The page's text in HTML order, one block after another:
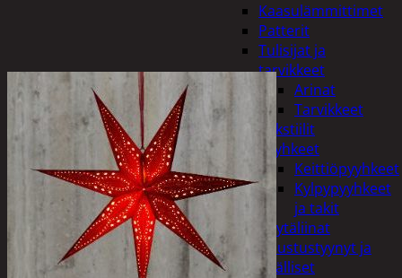
Kaasulämmittimet
Patterit
Tulisijat ja
tarvikkeet
Arinat
Tarvikkeet
Kodintekstiilit
Pyyhkeet
Keittiöpyyhkeet
Kylpypyyhkeet
ja takit
Pöytäliinat
Sisustustyynyt ja
päälliset